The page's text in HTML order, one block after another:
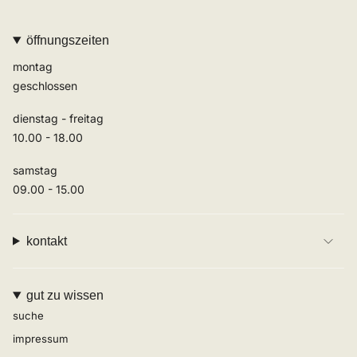
öffnungszeiten
montag
geschlossen
dienstag - freitag
10.00 - 18.00
samstag
09.00 - 15.00
kontakt
gut zu wissen
suche
impressum